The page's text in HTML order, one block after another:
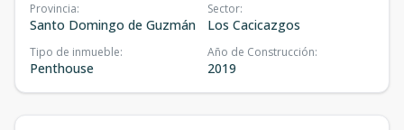
Provincia:
Santo Domingo de Guzmán
Sector:
Los Cacicazgos
Tipo de inmueble:
Penthouse
Año de Construcción:
2019